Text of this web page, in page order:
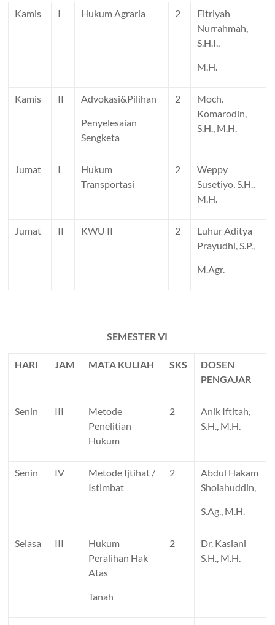
Kamis I Hukum Agraria 2
Fitriyah
Nurrahmah,
S.H.I.,
M.H.
Kamis II Advokasi&Pilihan
Penyelesaian
Sengketa
2
Moch.
Komarodin,
S.H., M.H.
Jumat I
Hukum
Transportasi
2
Weppy
Susetiyo, S.H.,
M.H.
Jumat II KWU II 2
Luhur Aditya
Prayudhi, S.P.,
M.Agr.
SEMESTER VI
HARI JAM MATA KULIAH SKS
DOSEN
PENGAJAR
Senin III
Metode
Penelitian
Hukum
2
Anik Iftitah,
S.H., M.H.
Senin IV
Metode Ijtihat /
Istimbat
2
Abdul Hakam
Sholahuddin,
S.Ag., M.H.
Selasa III
Hukum
Peralihan Hak
Atas
Tanah
2
Dr. Kasiani
S.H., M.H.